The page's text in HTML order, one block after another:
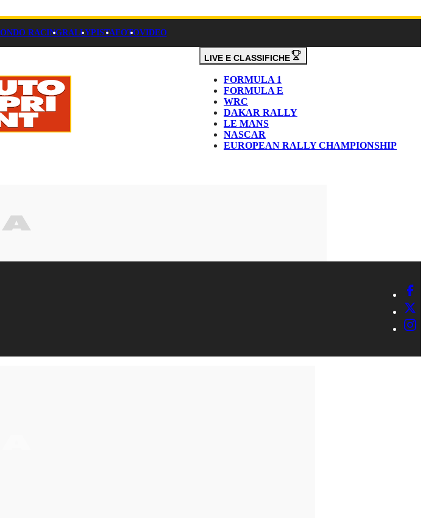
RACINGRALLYPISTAFOTOVIDEO
LIVE E CLASSIFICHE
FORMULA 1
FORMULA E
WRC
DAKAR RALLY
LE MANS
NASCAR
EUROPEAN RALLY CHAMPIONSHIP